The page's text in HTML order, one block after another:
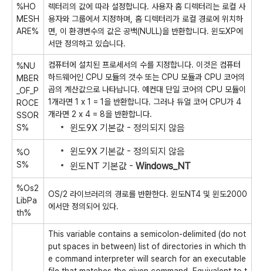
%HO
MESH
ARE%
렉터리의 값에 따라 설정합니다. 사용자 홈 디렉터리는 로컬 사
용자와 그룹에서 지정하며, 홈 디렉터리가 로컬 경로에 위치하
면, 이 환경변수의 값은 공백(NULL)을 반환합니다. 윈도XP에
서만 정의하고 있습니다.
%NU
MBER
_OF_P
ROCE
SSOR
S%
컴퓨터에 설치된 프로세서의 수를 지정합니다. 이것은 컴퓨터
하드웨어인 CPU 모듈의 갯수 또는 CPU 모듈과 CPU 코어의
곱의 계산값으로 나타납니다. 예컨대 단일 코어의 CPU 모듈이
1개라면 1 x 1 = 1을 반환합니다. 그러나 듀얼 코어 CPU가 4
개라면 2 x 4 = 8을 반환합니다.
윈도9X 기본값 - 정의되지 않음
%O
S%
윈도9X 기본값 - 정의되지 않음
윈도NT 기본값 - Windows_NT
%Os2
LibPa
th%
OS/2 라이브러리의 경로를 반환한다. 윈도NT4 및 윈도2000
에서만 정의되어 있다.
This variable contains a semicolon-delimited (do not
put spaces in between) list of directories in which th
e command interpreter will search for an executable